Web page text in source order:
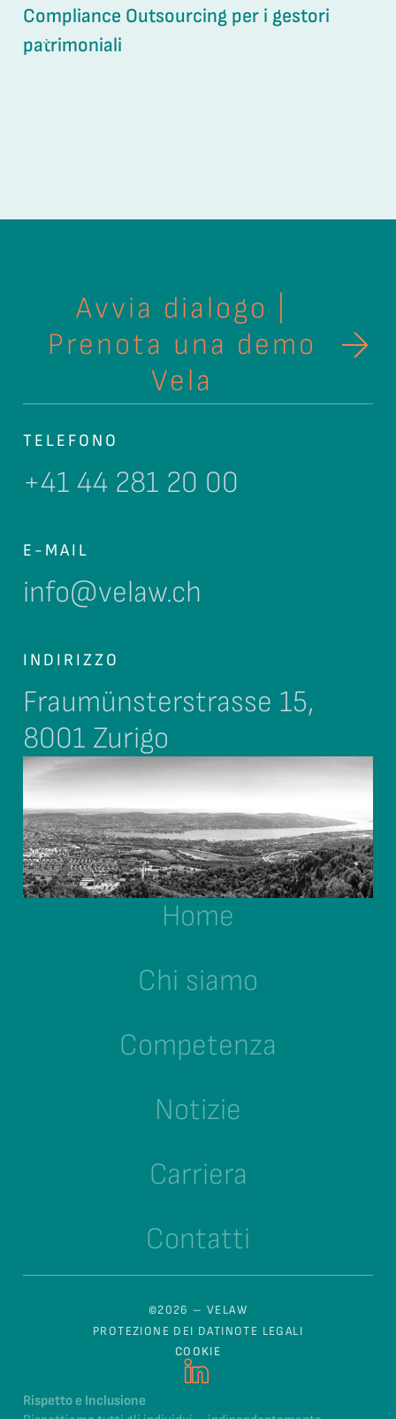
Compliance Outsourcing per i gestori
patrimoniali
Avvia dialogo |
Prenota una demo
Vela
TELEFONO
+41 44 281 20 00
E-MAIL
info@velaw.ch
INDIRIZZO
Fraumünsterstrasse 15,
8001 Zurigo
Home
Chi siamo
Competenza
Notizie
Carriera
Contatti
©2026 – VELAW
PROTEZIONE DEI DATINOTE LEGALI
COOKIE
Rispetto e Inclusione